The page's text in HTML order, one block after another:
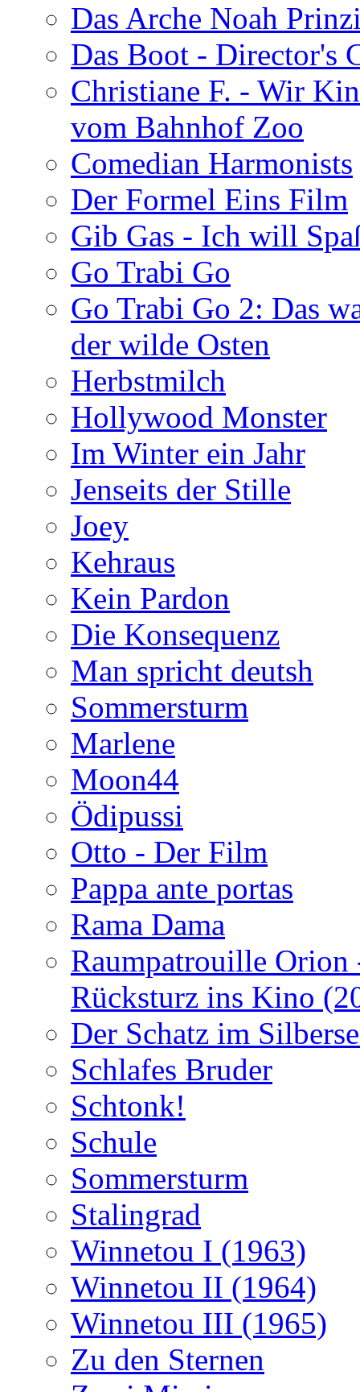
Das Arche Noah
Das Boot - Director's
Christiane F. - Wir
vom Bahnhof Zoo
Comedian Harmonists
Der Formel Eins Film
Gib Gas - Ich will
Go Trabi Go
Go Trabi Go 2: Das
der wilde Osten
Herbstmilch
Hollywood Monster
Im Winter ein Jahr
Jenseits der Stille
Joey
Kehraus
Kein Pardon
Die Konsequenz
Man spricht deutsh
Sommersturm
Marlene
Moon44
Ödipussi
Otto - Der Film
Pappa ante portas
Rama Dama
Raumpatrouille Orion
Rücksturz ins Kino
Der Schatz im
Schlafes Bruder
Schtonk!
Schule
Sommersturm
Stalingrad
Winnetou I (1963)
Winnetou II (1964)
Winnetou III (1965)
Zu den Sternen